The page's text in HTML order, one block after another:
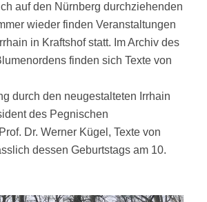
auf den Nürnberg durchziehenden
wieder finden Veranstaltungen
in Kraftshof statt. Im Archiv des
finden sich Texte von
durch den neugestalteten Irrhain
des Pegnischen
Dr. Werner Kügel, Texte von
dessen Geburtstags am 10.